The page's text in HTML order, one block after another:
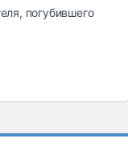
погубившего